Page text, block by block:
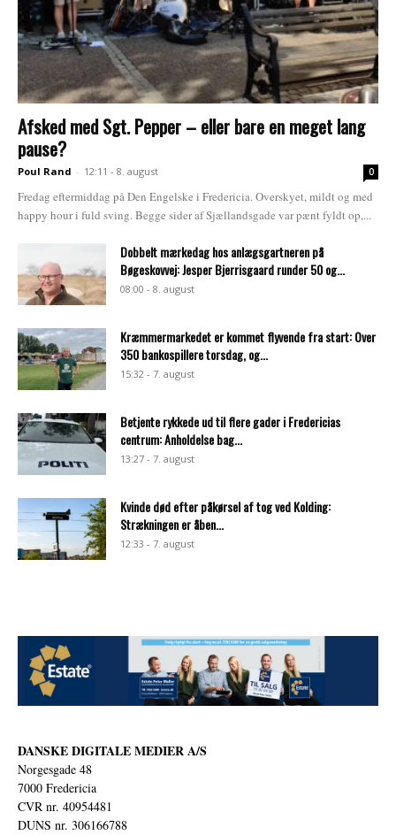
Afsked med Sgt. Pepper – eller bare en meget lang
pause?
Poul Rand - 12:11 - 8. august 0
Fredag eftermiddag på Den Engelske i Fredericia. Overskyet, mildt og med
happy hour i fuld sving. Begge sider af Sjællandsgade var pænt fyldt op,...
Dobbelt mærkedag hos anlægsgartneren på
Bøgeskovvej: Jesper Bjerrisgaard runder 50 og...
08:00 - 8. august
Kræmmermarkedet er kommet flyvende fra start: Over
350 bankospillere torsdag, og...
15:32 - 7. august
Betjente rykkede ud til flere gader i Fredericias
centrum: Anholdelse bag...
13:27 - 7. august
Kvinde død efter påkørsel af tog ved Kolding:
Strækningen er åben...
12:33 - 7. august
DANSKE DIGITALE MEDIER A/S
Norgesgade 48
7000 Fredericia
CVR nr. 40954481
DUNS nr. 306166788